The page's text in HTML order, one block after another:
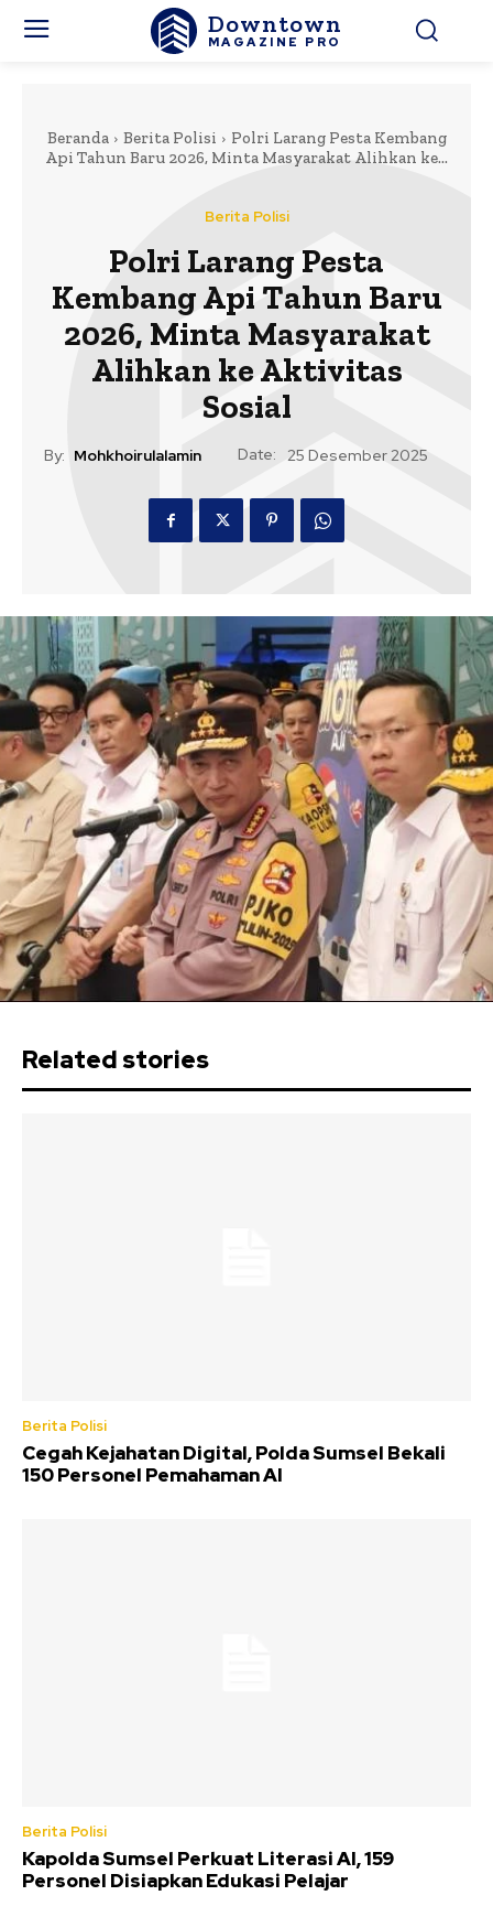
Downtown
MAGAZINE PRO
Beranda Berita Polisi
Polri Larang Pesta Kembang
Api Tahun Baru 2026, Minta Masyarakat Alihkan ke...
Berita Polisi
Polri Larang Pesta
Kembang Api Tahun Baru
2026, Minta Masyarakat
Alihkan ke Aktivitas
Sosial
By: Mohkhoirulalamin Date: 25 Desember 2025
Related stories
Berita Polisi
Cegah Kejahatan Digital, Polda Sumsel Bekali
150 Personel Pemahaman AI
Berita Polisi
Kapolda Sumsel Perkuat Literasi AI, 159
Personel Disiapkan Edukasi Pelajar